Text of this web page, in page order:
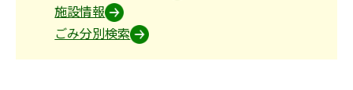
施設情報
ごみ分別検索